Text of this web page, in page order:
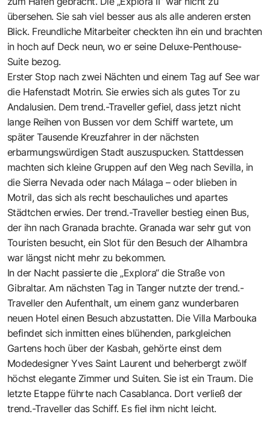
übersehen. Sie sah viel besser aus als alle anderen ersten
Blick. Freundliche Mitarbeiter checkten ihn ein und brachten
in hoch auf Deck neun, wo er seine Deluxe-Penthouse-
Suite bezog.
Erster Stop nach zwei Nächten und einem Tag auf See war
die Hafenstadt Motrin. Sie erwies sich als gutes Tor zu
Andalusien. Dem trend.-Travellergefiel, dass jetzt nicht
lange Reihen von Bussen vor dem Schiff wartete, um
später Tausende Kreuzfahrer in der nächsten
erbarmungswürdigen Stadt auszuspucken. Stattdessen
machten sich kleine Gruppen auf den Weg nach Sevilla, in
die Sierra Nevada oder nach Málaga – oder blieben in
Motril, das sich als recht beschauliches und apartes
Städtchen erwies. Der trend.-Traveller bestieg einen Bus,
der ihn nach Granada brachte. Granada war sehr gut von
Touristen besucht, ein Slot für den Besuch der Alhambra
war längst nicht mehr zu bekommen.
In der Nacht passierte die „Explora“ die Straße von
Gibraltar. Am nächsten Tag in Tanger nutzte der trend.-
Traveller den Aufenthalt, um einem ganz wunderbaren
neuen Hotel einen Besuch abzustatten. Die Villa Marbouka
befindet sich inmitten eines blühenden, parkgleichen
Gartens hoch über der Kasbah, gehörte einst dem
Modedesigner Yves Saint Laurent und beherbergt zwölf
höchst elegante Zimmer und Suiten. Sie ist ein Traum. Die
letzte Etappe führte nach Casablanca. Dort verließ der
trend.-Traveller das Schiff. Es fiel ihm nicht leicht.